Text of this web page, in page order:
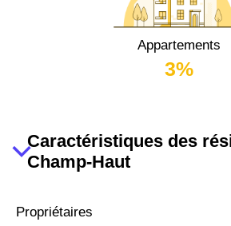
Appartements
3%
Caractéristiques des
Champ-Haut
Propriétaires